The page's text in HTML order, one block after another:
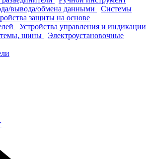
вывода/обмена данными
Системы
защиты на основе
Устройства управления и индикации
шины
Электроустановочные